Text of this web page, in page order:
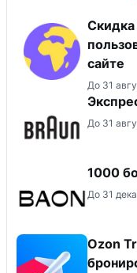
Скидка
сайте
До 31
До 31
1000
До 31
Ozon